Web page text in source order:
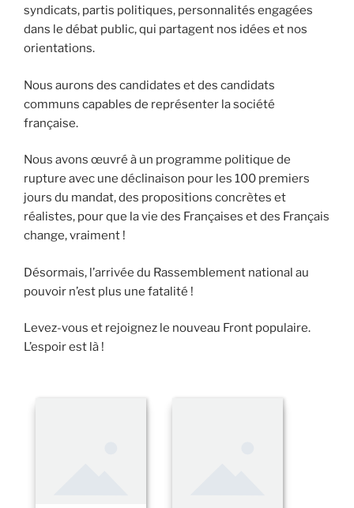
syndicats, partis politiques, personnalités engagées
dans le débat public, qui partagent nos idées et nos
orientations.
Nous aurons des candidates et des candidats
communs capables de représenter la société
française.
Nous avons œuvré à un programme politique de
rupture avec une déclinaison pour les 100 premiers
jours du mandat, des propositions concrètes et
réalistes, pour que la vie des Françaises et des Français
change, vraiment !
Désormais, l’arrivée du Rassemblement national au
pouvoir n’est plus une fatalité !
Levez-vous et rejoignez le nouveau Front populaire.
L’espoir est là !